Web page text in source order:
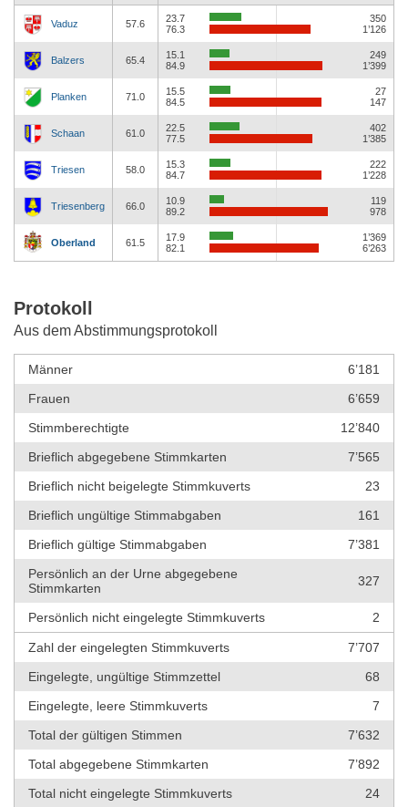
Vaduz 57.6
23.7
76.3
350
1’126
Balzers 65.4
15.1
84.9
249
1’399
Planken 71.0
15.5
84.5
27
147
Schaan 61.0
22.5
77.5
402
1’385
Triesen 58.0
15.3
84.7
222
1’228
Triesenberg 66.0
10.9
89.2
119
978
Oberland 61.5
17.9
82.1
1’369
6’263
Protokoll
Aus dem Abstimmungsprotokoll
Männer
6’181
Frauen
6’659
Stimmberechtigte
12’840
Brieflich abgegebene Stimmkarten
7’565
Brieflich nicht beigelegte Stimmkuverts
23
Brieflich ungültige Stimmabgaben
161
Brieflich gültige Stimmabgaben
7’381
Persönlich an der Urne abgegebene
Stimmkarten
327
Persönlich nicht eingelegte Stimmkuverts 2
Zahl der eingelegten Stimmkuverts
7’707
Eingelegte, ungültige Stimmzettel
68
Eingelegte, leere Stimmkuverts
7
Total der gültigen Stimmen
7’632
Total abgegebene Stimmkarten
7’892
Total nicht eingelegte Stimmkuverts
24